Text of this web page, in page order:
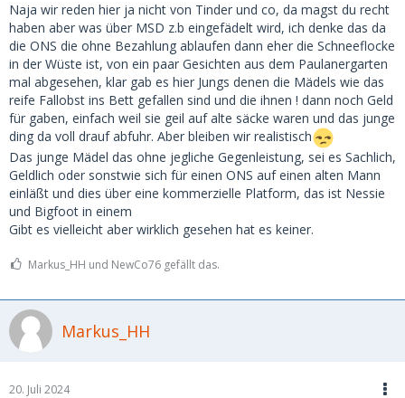
Naja wir reden hier ja nicht von Tinder und co, da magst du recht
haben aber was über MSD z.b eingefädelt wird, ich denke das da
die ONS die ohne Bezahlung ablaufen dann eher die Schneeflocke
in der Wüste ist, von ein paar Gesichten aus dem Paulanergarten
mal abgesehen, klar gab es hier Jungs denen die Mädels wie das
reife Fallobst ins Bett gefallen sind und die ihnen ! dann noch Geld
für gaben, einfach weil sie geil auf alte säcke waren und das junge
ding da voll drauf abfuhr. Aber bleiben wir realistisch
Das junge Mädel das ohne jegliche Gegenleistung, sei es Sachlich,
Geldlich oder sonstwie sich für einen ONS auf einen alten Mann
einläßt und dies über eine kommerzielle Platform, das ist Nessie
und Bigfoot in einem
Gibt es vielleicht aber wirklich gesehen hat es keiner.
Markus_HH und NewCo76 gefällt das.
Markus_HH
20. Juli 2024